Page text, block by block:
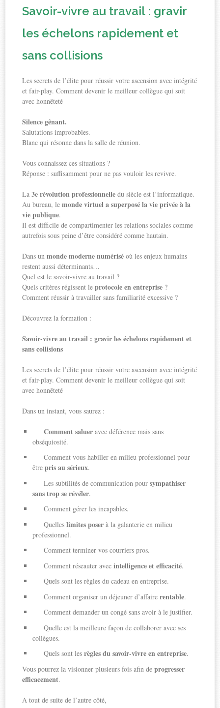
Savoir-vivre au travail : gravir
les échelons rapidement et
sans collisions
Les secrets de l’élite pour réussir votre ascension avec intégrité
et fair-play. Comment devenir le meilleur collègue qui soit
avec honnêteté
Silence gênant.
Salutations improbables.
Blanc qui résonne dans la salle de réunion.
Vous connaissez ces situations ?
Réponse : suffisamment pour ne pas vouloir les revivre.
La3e révolution professionnelle du siècle est l’informatique.
Au bureau, lemonde virtuel a superposé la vie privée à la
vie publique.
Il est difficile de compartimenter les relations sociales comme
autrefois sous peine d’être considéré comme hautain.
Dans unmonde moderne numérisé où les enjeux humains
restent aussi déterminants…
Quel est le savoir-vivre au travail ?
Quels critères régissent leprotocole en entreprise ?
Comment réussir à travailler sans familiarité excessive ?
Découvrez la formation :
Savoir-vivre au travail : gravir les échelons rapidement et
sans collisions
Les secrets de l’élite pour réussir votre ascension avec intégrité
et fair-play. Comment devenir le meilleur collègue qui soit
avec honnêteté
Dans un instant, vous saurez :
Comment saluer avec déférence mais sans
obséquiosité.
Comment vous habiller en milieu professionnel pour
êtrepris au sérieux.
Les subtilités de communication poursympathiser
sans trop se révéler.
Comment gérer les incapables.
Quelleslimites poser à la galanterie en milieu
professionnel.
Comment terminer vos courriers pros.
Comment réseauter avecintelligence et efficacité.
Quels sont les règles du cadeau en entreprise.
Comment organiser un déjeuner d’affairerentable.
Comment demander un congé sans avoir à le justifier.
Quelle est la meilleure façon de collaborer avec ses
collègues.
Quels sont lesrègles du savoir-vivre en entreprise.
Vous pourrez la visionner plusieurs fois afin deprogresser
efficacement.
A tout de suite de l’autre côté,